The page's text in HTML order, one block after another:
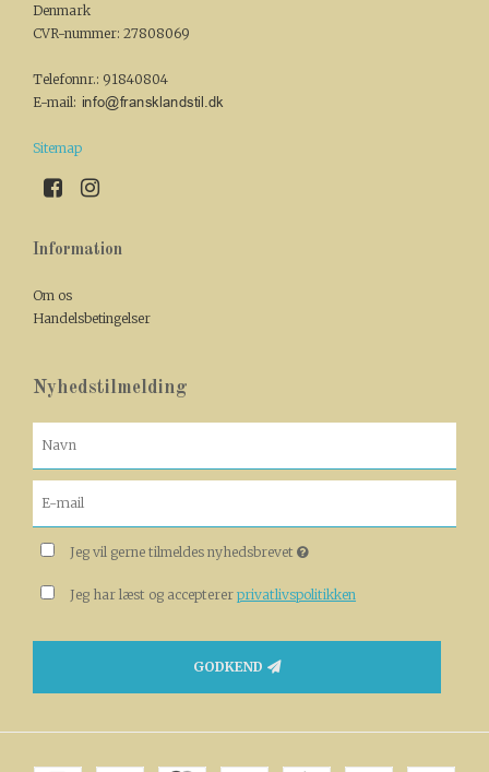
Denmark
CVR-nummer: 27808069
Telefonnr.: 91840804
E-mail:
Sitemap
Information
Om os
Handelsbetingelser
Nyhedstilmelding
Jeg vil gerne tilmeldes nyhedsbrevet
Jeg har læst og acceptererprivatlivspolitikken
GODKEND